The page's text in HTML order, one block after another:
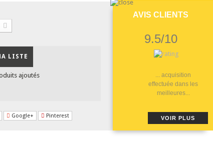
LISTE
ajoutés
Google+ Pinterest
AVIS CLIENTS
9.5/10
... acquisition
effectuée dans les
meilleures...
VOIR PLUS